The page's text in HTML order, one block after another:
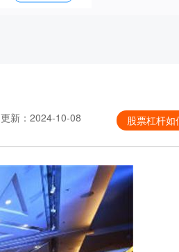
股票杠杆如
更新：2024-10-08